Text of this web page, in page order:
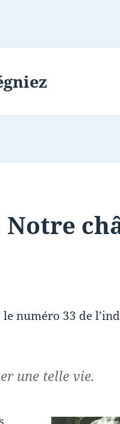
le numéro 33 de
une telle vie.